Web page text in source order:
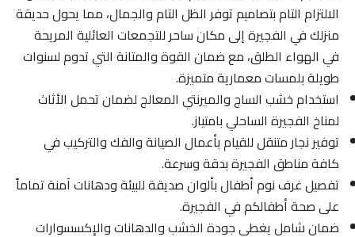
الالتزام التام بتصاميم توفر الظل التام والجمال، مما يحول حديقة
منزلك في الفجيرة إلى مكان ساحر للتجمعات العائلية المريحة
في الهواء الطلق، مع ضمان القوة والمتانة التي تدوم لسنوات
طويلة بلمسات معمارية متميزة.
استخدام خشب الساج والميرنتي المعالج لضمان تحمل الأثاث
لمناخ الفجيرة الساحلي بامتياز.
توفير نجار متنقل للقيام بأعمال الصيانة والفك والتركيب في
كافة مناطق الفجيرة بدقة وسرعة.
تفصيل غرف نوم أطفال بألوان صديقة للبيئة ودهانات آمنة تماماً
على صحة أطفالكم في الفجيرة.
ضمان شامل يغطي جودة الخشب والدهانات والإكسسوارات